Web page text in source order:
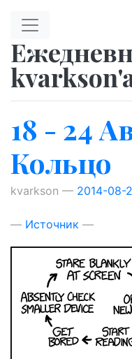
18 - 24
Кольцо
kvarkson 2014-08-
Источник